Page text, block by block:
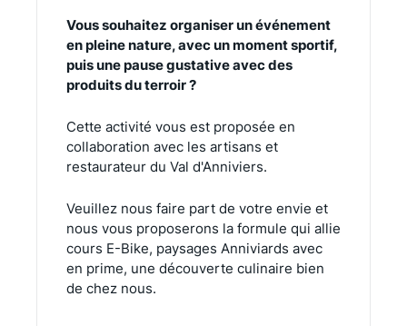
Vous souhaitez organiser un événement
en pleine nature, avec un moment sportif,
puis une pause gustative avec des
produits du terroir ?
Cette activité vous est proposée en
collaboration avec les artisans et
restaurateur du Val d'Anniviers.
Veuillez nous faire part de votre envie et
nous vous proposerons la formule qui allie
cours E-Bike, paysages Anniviards avec
en prime, une découverte culinaire bien
de chez nous.